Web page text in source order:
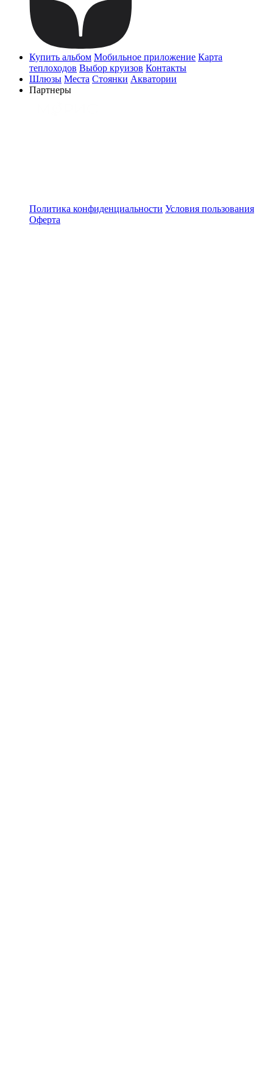
Купить альбом Мобильное приложение Карта
теплоходов Выбор круизов Контакты
Шлюзы Места Стоянки Акватории
Партнеры
Политика конфиденциальности Условия пользования
Оферта